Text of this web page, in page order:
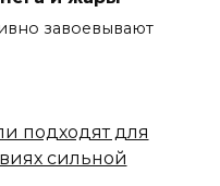
завоевывают